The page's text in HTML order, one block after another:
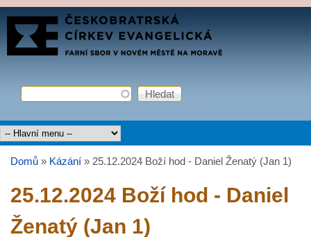
Přejít k hlavnímu obsahu
FARNÍ
SBOR
Vyhledávání
Hledat
Hlavní menu
Domů » Kázání » 25.12.2024 Boží hod - Daniel Ženatý (Jan 1)
25.12.2024 Boží hod - Daniel
Ženatý (Jan 1)